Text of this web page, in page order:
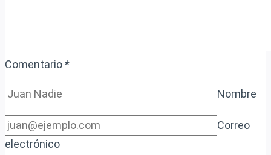
Comentario*
Nombre
Correo
electrónico